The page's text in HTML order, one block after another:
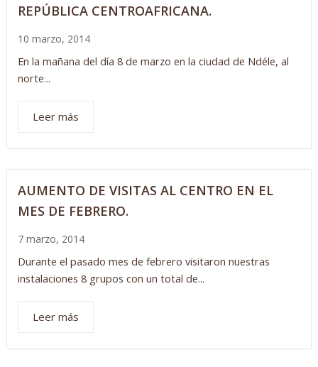
REPÚBLICA CENTROAFRICANA.
10 marzo, 2014
En la mañana del día 8 de marzo en la ciudad de Ndéle, al
norte...
Leer más
AUMENTO DE VISITAS AL CENTRO EN EL
MES DE FEBRERO.
7 marzo, 2014
Durante el pasado mes de febrero visitaron nuestras
instalaciones 8 grupos con un total de...
Leer más